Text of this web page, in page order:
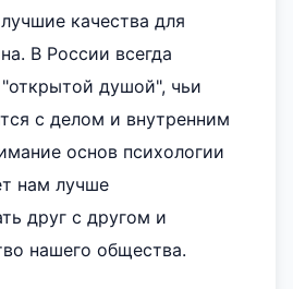
качества для
В России всегда
душой", чьи
с делом и внутренним
основ психологии
нам лучше
друг с другом и
нашего общества.